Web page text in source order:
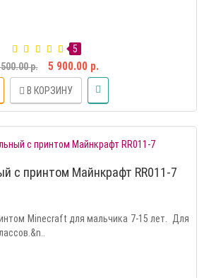
5
р.
5 900.00 р.
В КОРЗИНУ
с принтом Майнкрафт RR011-7
Minecraft для мальчика 7-15 лет. Для